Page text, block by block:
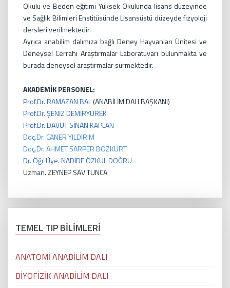
Okulu ve Beden eğitimi Yüksek Okulunda lisans düzeyinde
ve Sağlık Bilimleri Enstitüsünde Lisansüstü düzeyde fizyoloji
dersleri verilmektedir.
Ayrıca anabilim dalımıza bağlı Deney Hayvanları Ünitesi ve
Deneysel Cerrahi Araştırmalar Laboratuvarı bulunmakta ve
burada deneysel araştırmalar sürmektedir.
AKADEMİK PERSONEL:
Prof.Dr. RAMAZAN BAL(ANABİLİM DALI BAŞKANI)
Prof.Dr. ŞENİZ DEMİRYÜREK
Prof.Dr. DAVUT SİNAN KAPLAN
Doç.Dr. CANER YILDIRIM
Doç.Dr. AHMET SARPER BOZKURT
Dr. Öğr Üye. NADİDE ÖZKUL DOĞRU
Uzman. ZEYNEP SAV TUNCA
TEMEL TIP BİLİMLERİ
ANATOMİ ANABİLİM DALI
BİYOFİZİK ANABİLİM DALI